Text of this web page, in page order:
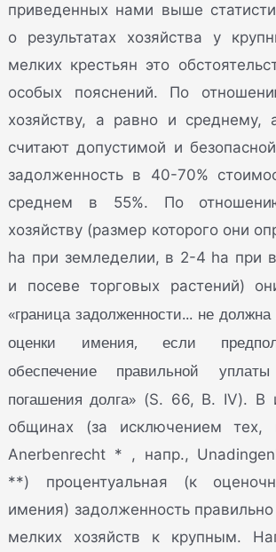
приведенных нами выше
о результатах хозяйства у
мелких крестьян это
особых пояснений. По
хозяйству, а равно и среднему,
считают допустимой и
задолженность в 40-70%
среднем в 55%. По
хозяйству (размер которого они
ha при земледелии, в 2-4 ha при
и посеве торговых растений)
«граница задолженности... не
оценки имения, если
обеспечение правильной
погашения долга»(S. 66, В. IV). В
общинах (за исключением тех,
Anerbenrecht * , напр.,
**) процентуальная (к
имения) задолженность
мелких хозяйств к крупным.